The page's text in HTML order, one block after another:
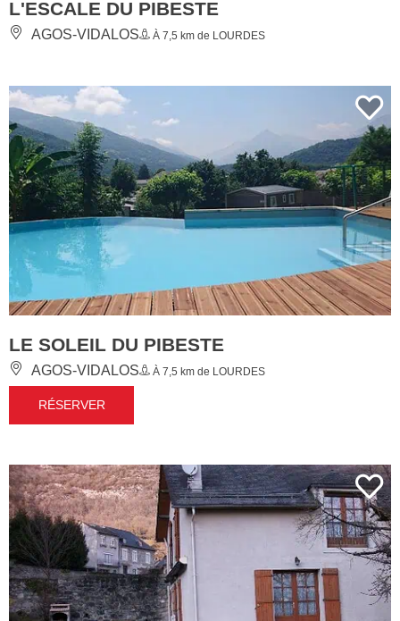
L'ESCALE DU PIBESTE
AGOS-VIDALOS À 7,5 km de LOURDES
LE SOLEIL DU PIBESTE
AGOS-VIDALOS À 7,5 km de LOURDES
RÉSERVER